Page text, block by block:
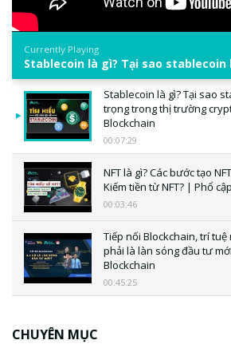
Currently Playing
Stablecoin là gì? Tại sao
trọng trong thị trường
Blockchain
00:07:29
NFT là gì? Các bước tạo
Kiếm tiền từ NFT? | Phổ
00:03:46
Tiếp nối Blockchain, trí tuệ
phải là làn sóng đầu tư
Blockchain
00:45:25
CHUYÊN MỤC